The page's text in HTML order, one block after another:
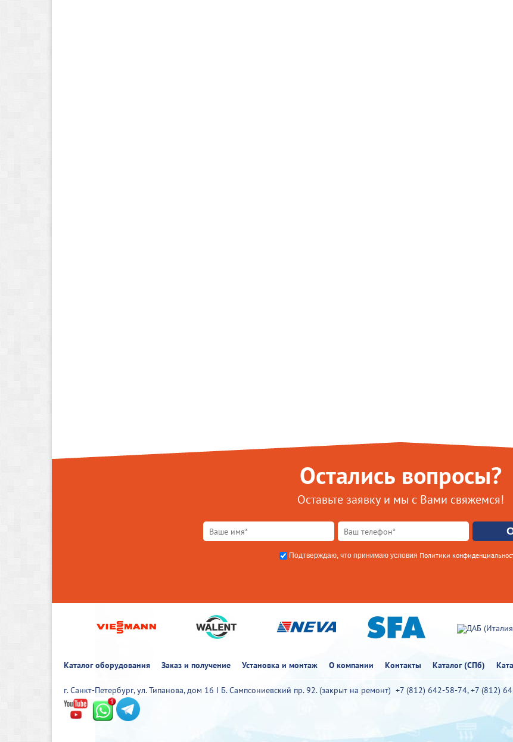
Остались вопросы?
Оставьте заявку и мы с Вами свяжемся!
Подтверждаю, что принимаю условия Политики
Каталог оборудования Заказ и получение Установка и монтаж О компании Контакты Каталог (СПб)
г. Санкт-Петербург, ул. Типанова, дом 16 I Б. Сампсониевский пр. 92. (закрыт на ремонт) +7 (812) 642-58-74,+7 (812)